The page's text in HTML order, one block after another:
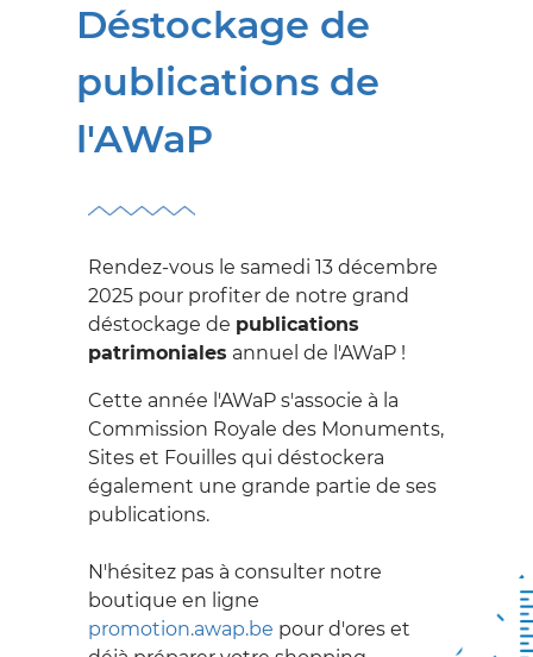
Déstockage de
publications de
l'AWaP
Rendez-vous le samedi 13 décembre
2025 pour profiter de notre grand
déstockage de publications
patrimoniales annuel de l'AWaP !
Cette année l'AWaP s'associe à la
Commission Royale des Monuments,
Sites et Fouilles qui déstockera
également une grande partie de ses
publications.
N'hésitez pas à consulter notre
boutique en ligne
promotion.awap.be pour d'ores et
SE
RENSEIGNER
SUR LES PROCÉDURES
Exemption des droits
donation et de partage
Formulaires
Protection du
Restaurer
Subsides
SUR LE PATRIMOINE
Centres de
documentation
Patrimoine
Patrimoine classé,
exceptionnel et
mondial
Documentations
Vidéos
DÉCOUVRIR
LE PATRIMOINE
Adoptons un
monument
Archéoforum
Jeunesse
SE FORMER
DANS LE DOMAINE DU
PATRIMOINE
Bourses, prix, concours
International
Nos Centres de
DANS LE PATRIMOINE
Alliance Patrimoine-
Emploi 2.0
L'AGENCE